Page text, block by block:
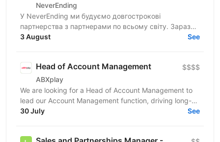
NeverEnding
У NeverEnding ми будуємо довгострокові
партнерства з партнерами по всьому світу. Зараз
ми шукаємо досвідченого Key Account Manager,
3 August See
Head of Account Management
ABXplay
$$$$
We are looking for a Head of Account Management to
lead our Account Management function, driving long-
term partner success and sustainable business
30 July See